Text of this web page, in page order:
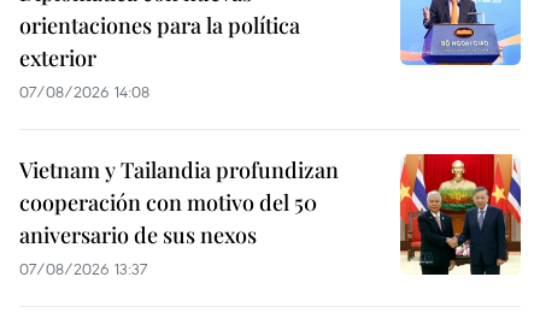
orientaciones para la política
exterior
07/08/2026 14:08
Vietnam y Tailandia profundizan
cooperación con motivo del 50
aniversario de sus nexos
07/08/2026 13:37